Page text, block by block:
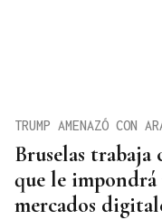
Bruselas trabaja
que le
mercados
TRUMP AMENAZÓ CON